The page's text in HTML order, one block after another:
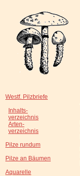
Westf. Pilzbriefe
Inhalts-
verzeichnis
Arten-
verzeichnis
Pilze rundum
Pilze an Bäumen
Aquarelle